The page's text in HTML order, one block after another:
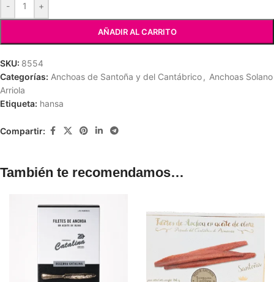
- +
AÑADIR AL CARRITO
SKU: 8554
Categorías: Anchoas de Santoña y del Cantábrico, Anchoas Solano
Arriola
Etiqueta: hansa
Compartir:
También te recomendamos…